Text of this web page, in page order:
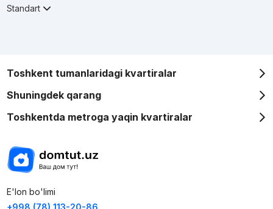
Standart
Toshkent tumanlaridagi kvartiralar
Shuningdek qarang
Toshkentda metroga yaqin kvartiralar
E'lon bo'limi